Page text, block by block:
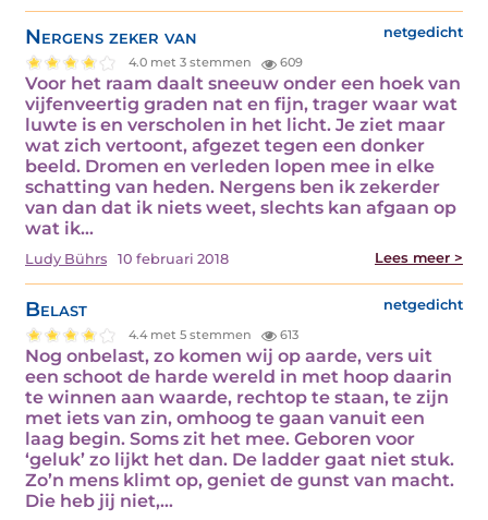
Nergens zeker van netgedicht
4.0 met 3 stemmen 609
Voor het raam daalt sneeuw onder een hoek van
vijfenveertig graden nat en fijn, trager waar wat
luwte is en verscholen in het licht. Je ziet maar
wat zich vertoont, afgezet tegen een donker
beeld. Dromen en verleden lopen mee in elke
schatting van heden. Nergens ben ik zekerder
van dan dat ik niets weet, slechts kan afgaan op
wat ik…
Ludy Bührs 10 februari 2018 Lees meer >
Belast netgedicht
4.4 met 5 stemmen 613
Nog onbelast, zo komen wij op aarde, vers uit
een schoot de harde wereld in met hoop daarin
te winnen aan waarde, rechtop te staan, te zijn
met iets van zin, omhoog te gaan vanuit een
laag begin. Soms zit het mee. Geboren voor
‘geluk’ zo lijkt het dan. De ladder gaat niet stuk.
Zo’n mens klimt op, geniet de gunst van macht.
Die heb jij niet,…